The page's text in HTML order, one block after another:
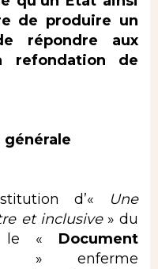
de produire un
répondre aux
refondation de
d’«
Une
et inclusive» du
le « Document
» enferme